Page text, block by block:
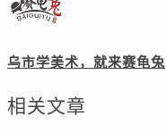
乌市学美术，就来赛龟兔
相关文章